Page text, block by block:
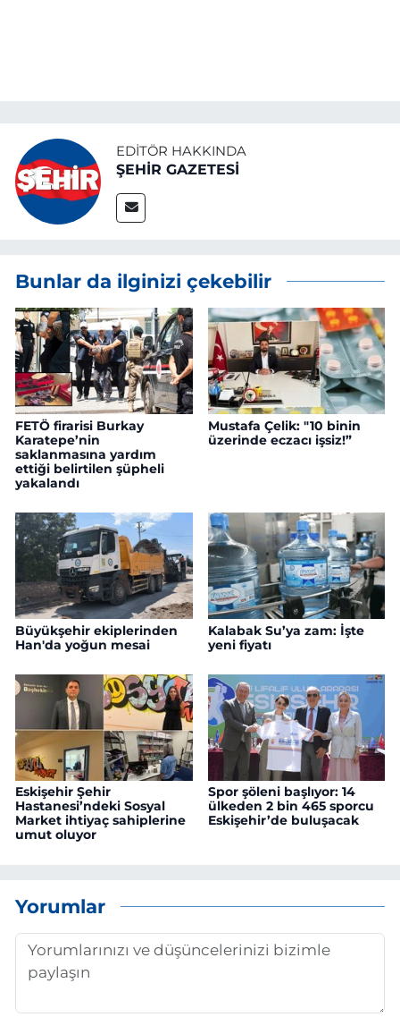
EDITÖR HAKKINDA
ŞEHİR GAZETESİ
Bunlar da ilginizi çekebilir
FETÖ firarisi Burkay
Karatepe’nin
saklanmasına yardım
ettiği belirtilen şüpheli
yakalandı
Mustafa Çelik: "10 binin
üzerinde eczacı işsiz!”
Büyükşehir ekiplerinden
Han'da yoğun mesai
Kalabak Su’ya zam: İşte
yeni fiyatı
Eskişehir Şehir
Hastanesi’ndeki Sosyal
Market ihtiyaç sahiplerine
umut oluyor
Spor şöleni başlıyor: 14
ülkeden 2 bin 465 sporcu
Eskişehir’de buluşacak
Yorumlar